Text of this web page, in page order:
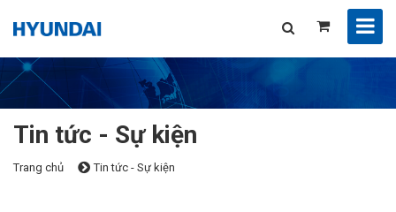
Tin tức - Sự kiện
Trang chủ Tin tức - Sự kiện